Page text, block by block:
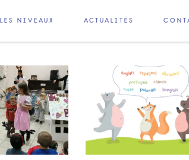
LES NIVEAUX ACTUALITÉS